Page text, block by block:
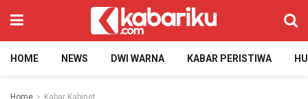
HOME NEWS DWI WARNA KABAR PERISTIWA
Home Kabar Kabinet